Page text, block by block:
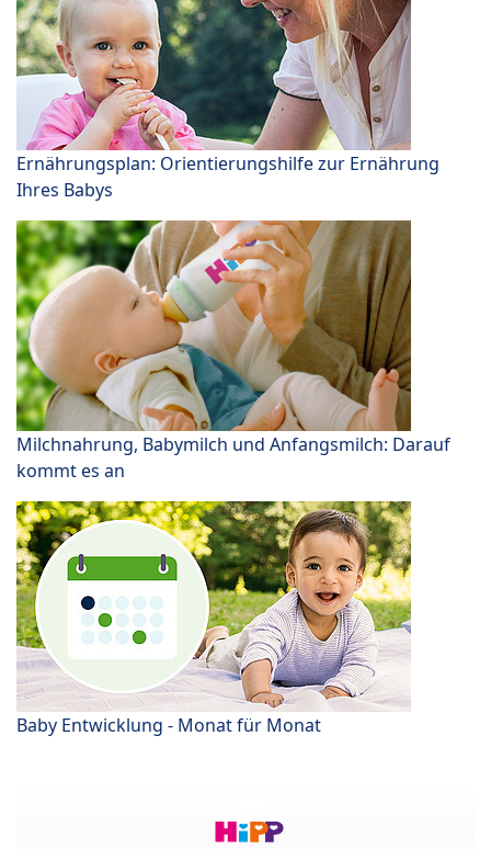
Ernährungsplan: Orientierungshilfe zur Ernährung
Ihres Babys
Milchnahrung, Babymilch und Anfangsmilch: Darauf
kommt es an
Baby Entwicklung - Monat für Monat